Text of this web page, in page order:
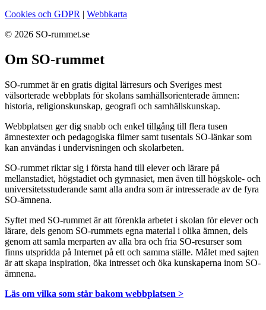
Cookies och GDPR | Webbkarta
© 2026 SO-rummet.se
Om SO-rummet
SO-rummet är en gratis digital lärresurs och Sveriges mest
välsorterade webbplats för skolans samhällsorienterade ämnen:
historia, religionskunskap, geografi och samhällskunskap.
Webbplatsen ger dig snabb och enkel tillgång till flera tusen
ämnestexter och pedagogiska filmer samt tusentals SO-länkar som
kan användas i undervisningen och skolarbeten.
SO-rummet riktar sig i första hand till elever och lärare på
mellanstadiet, högstadiet och gymnasiet, men även till högskole- och
universitetsstuderande samt alla andra som är intresserade av de fyra
SO-ämnena.
Syftet med SO-rummet är att förenkla arbetet i skolan för elever och
lärare, dels genom SO-rummets egna material i olika ämnen, dels
genom att samla merparten av alla bra och fria SO-resurser som
finns utspridda på Internet på ett och samma ställe. Målet med sajten
är att skapa inspiration, öka intresset och öka kunskaperna inom SO-
ämnena.
Läs om vilka som står bakom webbplatsen >